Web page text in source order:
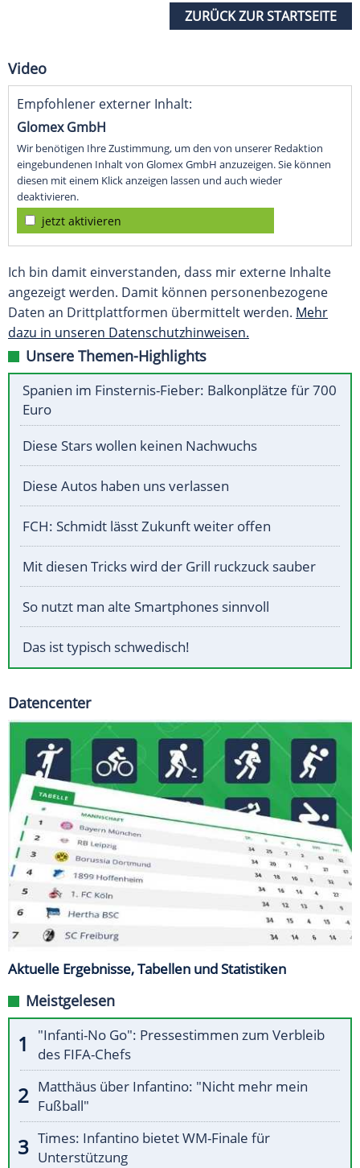
ZURÜCK ZUR STARTSEITE
Video
Empfohlener externer Inhalt:
Glomex GmbH
Wir benötigen Ihre Zustimmung, um den von unserer Redaktion
eingebundenen Inhalt von Glomex GmbH anzuzeigen. Sie können
diesen mit einem Klick anzeigen lassen und auch wieder
deaktivieren.
jetzt aktivieren
Ich bin damit einverstanden, dass mir externe Inhalte
angezeigt werden. Damit können personenbezogene
Daten an Drittplattformen übermittelt werden. Mehr
dazu in unseren Datenschutzhinweisen.
Unsere Themen-Highlights
Spanien im Finsternis-Fieber: Balkonplätze für 700
Euro
Diese Stars wollen keinen Nachwuchs
Diese Autos haben uns verlassen
FCH: Schmidt lässt Zukunft weiter offen
Mit diesen Tricks wird der Grill ruckzuck sauber
So nutzt man alte Smartphones sinnvoll
Das ist typisch schwedisch!
Datencenter
Aktuelle Ergebnisse, Tabellen und Statistiken
Meistgelesen
"Infanti-No Go": Pressestimmen zum Verbleib
des FIFA-Chefs
Matthäus über Infantino: "Nicht mehr mein
Fußball"
Times: Infantino bietet WM-Finale für
Unterstützung